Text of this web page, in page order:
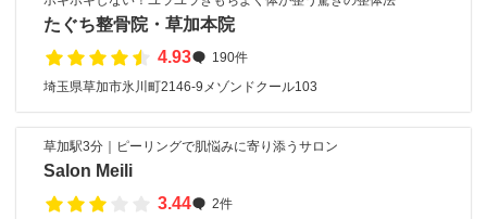
たぐち整骨院・草加本院
4.93
190件
埼玉県草加市氷川町2146-9メゾンドクール103
草加駅3分｜ピーリングで肌悩みに寄り添うサロン
Salon Meili
3.44
2件